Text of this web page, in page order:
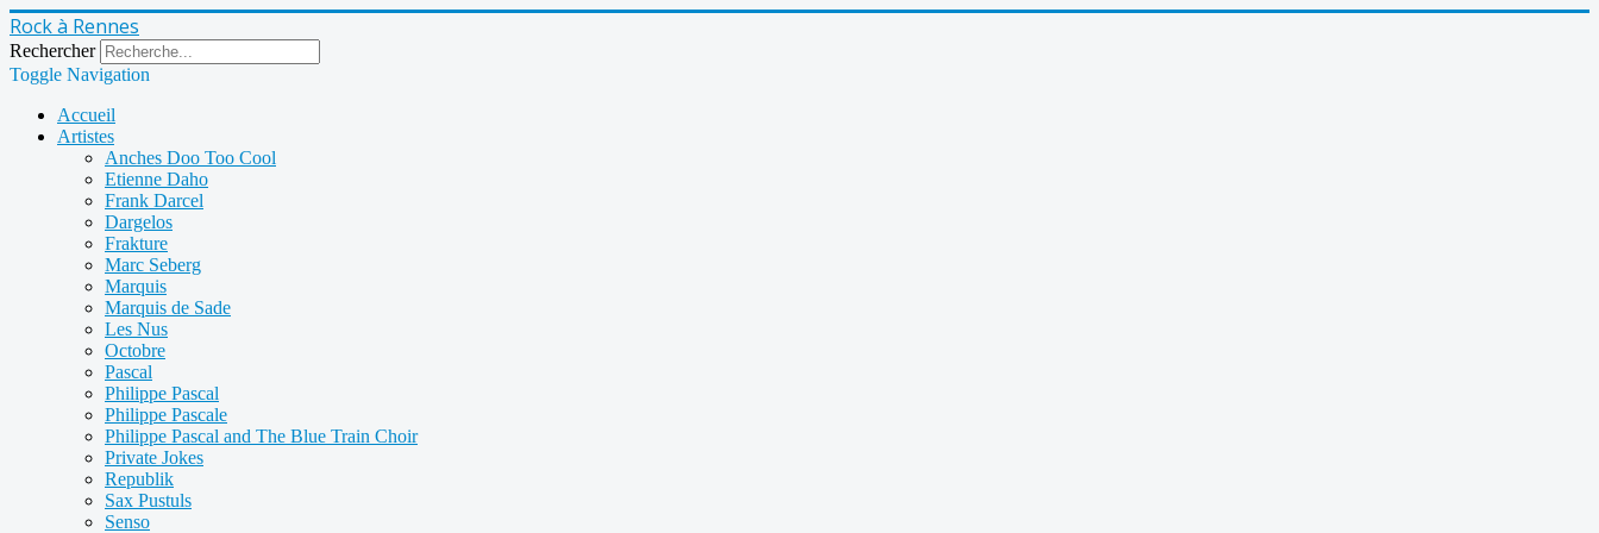
Rock à Rennes
Rechercher
Toggle Navigation
Accueil
Artistes
Anches Doo Too Cool
Etienne Daho
Frank Darcel
Dargelos
Frakture
Marc Seberg
Marquis
Marquis de Sade
Les Nus
Octobre
Pascal
Philippe Pascal
Philippe Pascale
Philippe Pascal and The Blue Train Choir
Private Jokes
Republik
Sax Pustuls
Senso